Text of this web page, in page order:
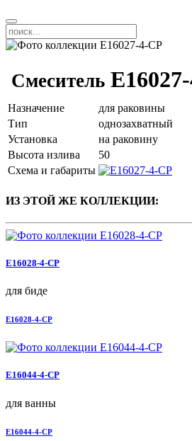
Смеситель
Назначение
для раковины
Тип
однозахватный
Установка
на раковину
Высота излива
50
Схема и габариты
ИЗ ЭТОЙ ЖЕ КОЛЛЕКЦИИ:
E16028-4-CP
для биде
E16028-4-CP
E16044-4-CP
для ванны
E16044-4-CP